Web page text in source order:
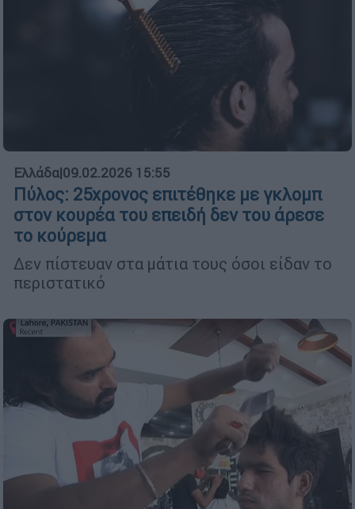
Ελλάδα|09.02.2026 15:55
Πύλος: 25χρονος επιτέθηκε με γκλομπ
στον κουρέα του επειδή δεν του άρεσε
το κούρεμα
Δεν πίστευαν στα μάτια τους όσοι είδαν το
περιστατικό